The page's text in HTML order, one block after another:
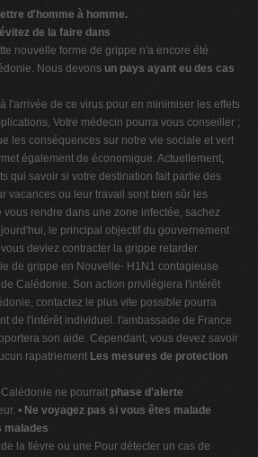
d'homme à homme.
de la faire dans
nouvelle forme de grippe n'a encore été
Nous devons un pays ayant eu des cas
l'arrivée de ce virus pour en minimiser les effets
Votre médecin pourra vous conseiller ;
les conséquences sur notre vie sociale et vert
également de économique. Actuellement,
qui savoir si votre destination fait partie des
vacances ou leur travail sont bien sûr les
vous rendre dans une zone infectée, sachez
le principal objectif du gouvernement
deviez contracter la grippe retarder
de grippe en Nouvelle- H1N1 contagieuse
Calédonie. Son action privilégiera l'intérêt
contactez le plus vite possible pourra
de l'intérêt individuel. l'ambassade de France
son aide. Cependant, vous devez savoir
rapatriement Les mesures de protection
ne pourrait phase d'alerte
• Ne voyagez pas si vous êtes malade
malades
la fièvre ou une Pour détecter un cas de